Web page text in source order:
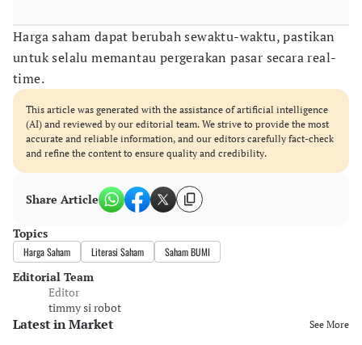
Harga saham dapat berubah sewaktu-waktu, pastikan
untuk selalu memantau pergerakan pasar secara real-
time.
This article was generated with the assistance of artificial intelligence
(AI) and reviewed by our editorial team. We strive to provide the most
accurate and reliable information, and our editors carefully fact-check
and refine the content to ensure quality and credibility.
Share Article
Topics
Harga Saham Literasi Saham Saham BUMI
Editorial Team
Editor
timmy si robot
Latest in Market See More